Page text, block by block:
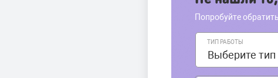
Попробуйте
ТИП РАБОТЫ